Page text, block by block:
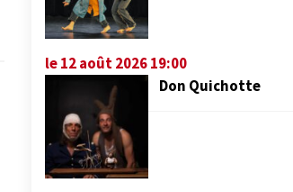
le 12 août 2026 19:00
Don Quichotte